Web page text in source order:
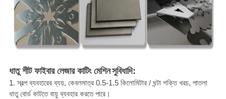
ধাতু শীট ফাইবার লেজার কাটিং মেশিনসুবিধাদি:
1. স্বল্প ব্যবহারের ব্যয়, কেবলমাত্র 0.5-1.5 কিলোমিটার / ঘন্টা শক্তি খরচ, পাতলা
ধাতু বোর্ড কাটতে বায়ু ব্যবহার করতে পারে।